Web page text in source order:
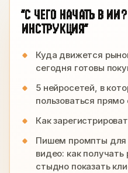
“С ЧЕГО НАЧАТЬ В
ИНСТРУКЦИЯ”
Куда движется
сегодня готовы
5 нейросетей, в
пользоваться прямо
Как
Пишем промпты для
видео: как
стыдно показать